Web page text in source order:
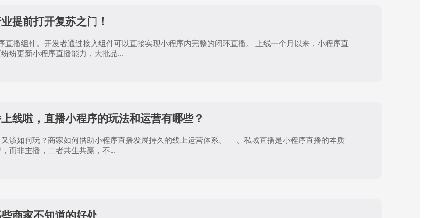
提前打开复苏之门！
直播组件。开发者通过接入组件可以直接实现小程序内完整的闭环直播。 上线一个月以来，小程序直
纷更新小程序直播能力，大批品...
线啦，直播小程序的玩法和运营有哪些？
该如何玩？商家如何借助小程序直播发展持久的线上运营体系。 一、私域直播是小程序直播的本质
而非主播，二者共生共赢，不...
商家不知道的好处